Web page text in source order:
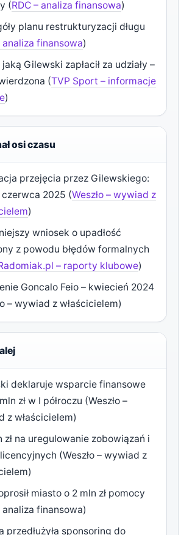
(RDC – analiza finansowa)
planu restrukturyzacji długu
analiza finansowa)
Gilewski zapłacił za udziały –
(TVP Sport – informacje
)
osi czasu
przejęcia przez Gilewskiego:
czerwca 2025 (Weszło – wywiad z
)
wniosek o upadłość
z powodu błędów formalnych
– raporty klubowe)
Goncalo Feio – kwiecień 2024
– wywiad z właścicielem)
deklaruje wsparcie finansowe
zł w I półroczu (Weszło –
z właścicielem)
zł na uregulowanie zobowiązań i
(Weszło – wywiad z
miasto o 2 mln zł pomocy
analiza finansowa)
przedłużyła sponsoring do